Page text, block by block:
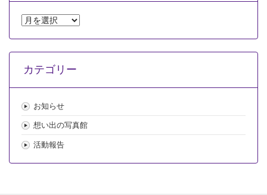
ア
ブ
カテゴリー
お知らせ
想い出の写真館
活動報告